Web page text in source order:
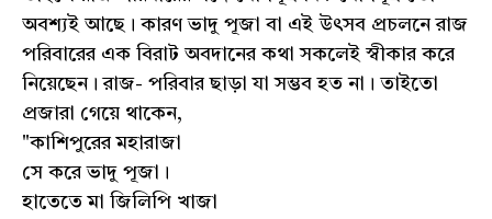
অবশ্যই আছে। কারণ ভাদু পূজা বা এই উৎসব প্রচলনে রাজ
পরিবারের এক বিরাট অবদানের কথা সকলেই স্বীকার করে
নিয়েছেন। রাজ- পরিবার ছাড়া যা সম্ভব হত না। তাইতো
প্রজারা গেয়ে থাকেন,
"কাশিপুরের মহারাজা
সে করে ভাদু পূজা।
হাতেতে মা জিলিপি খাজা